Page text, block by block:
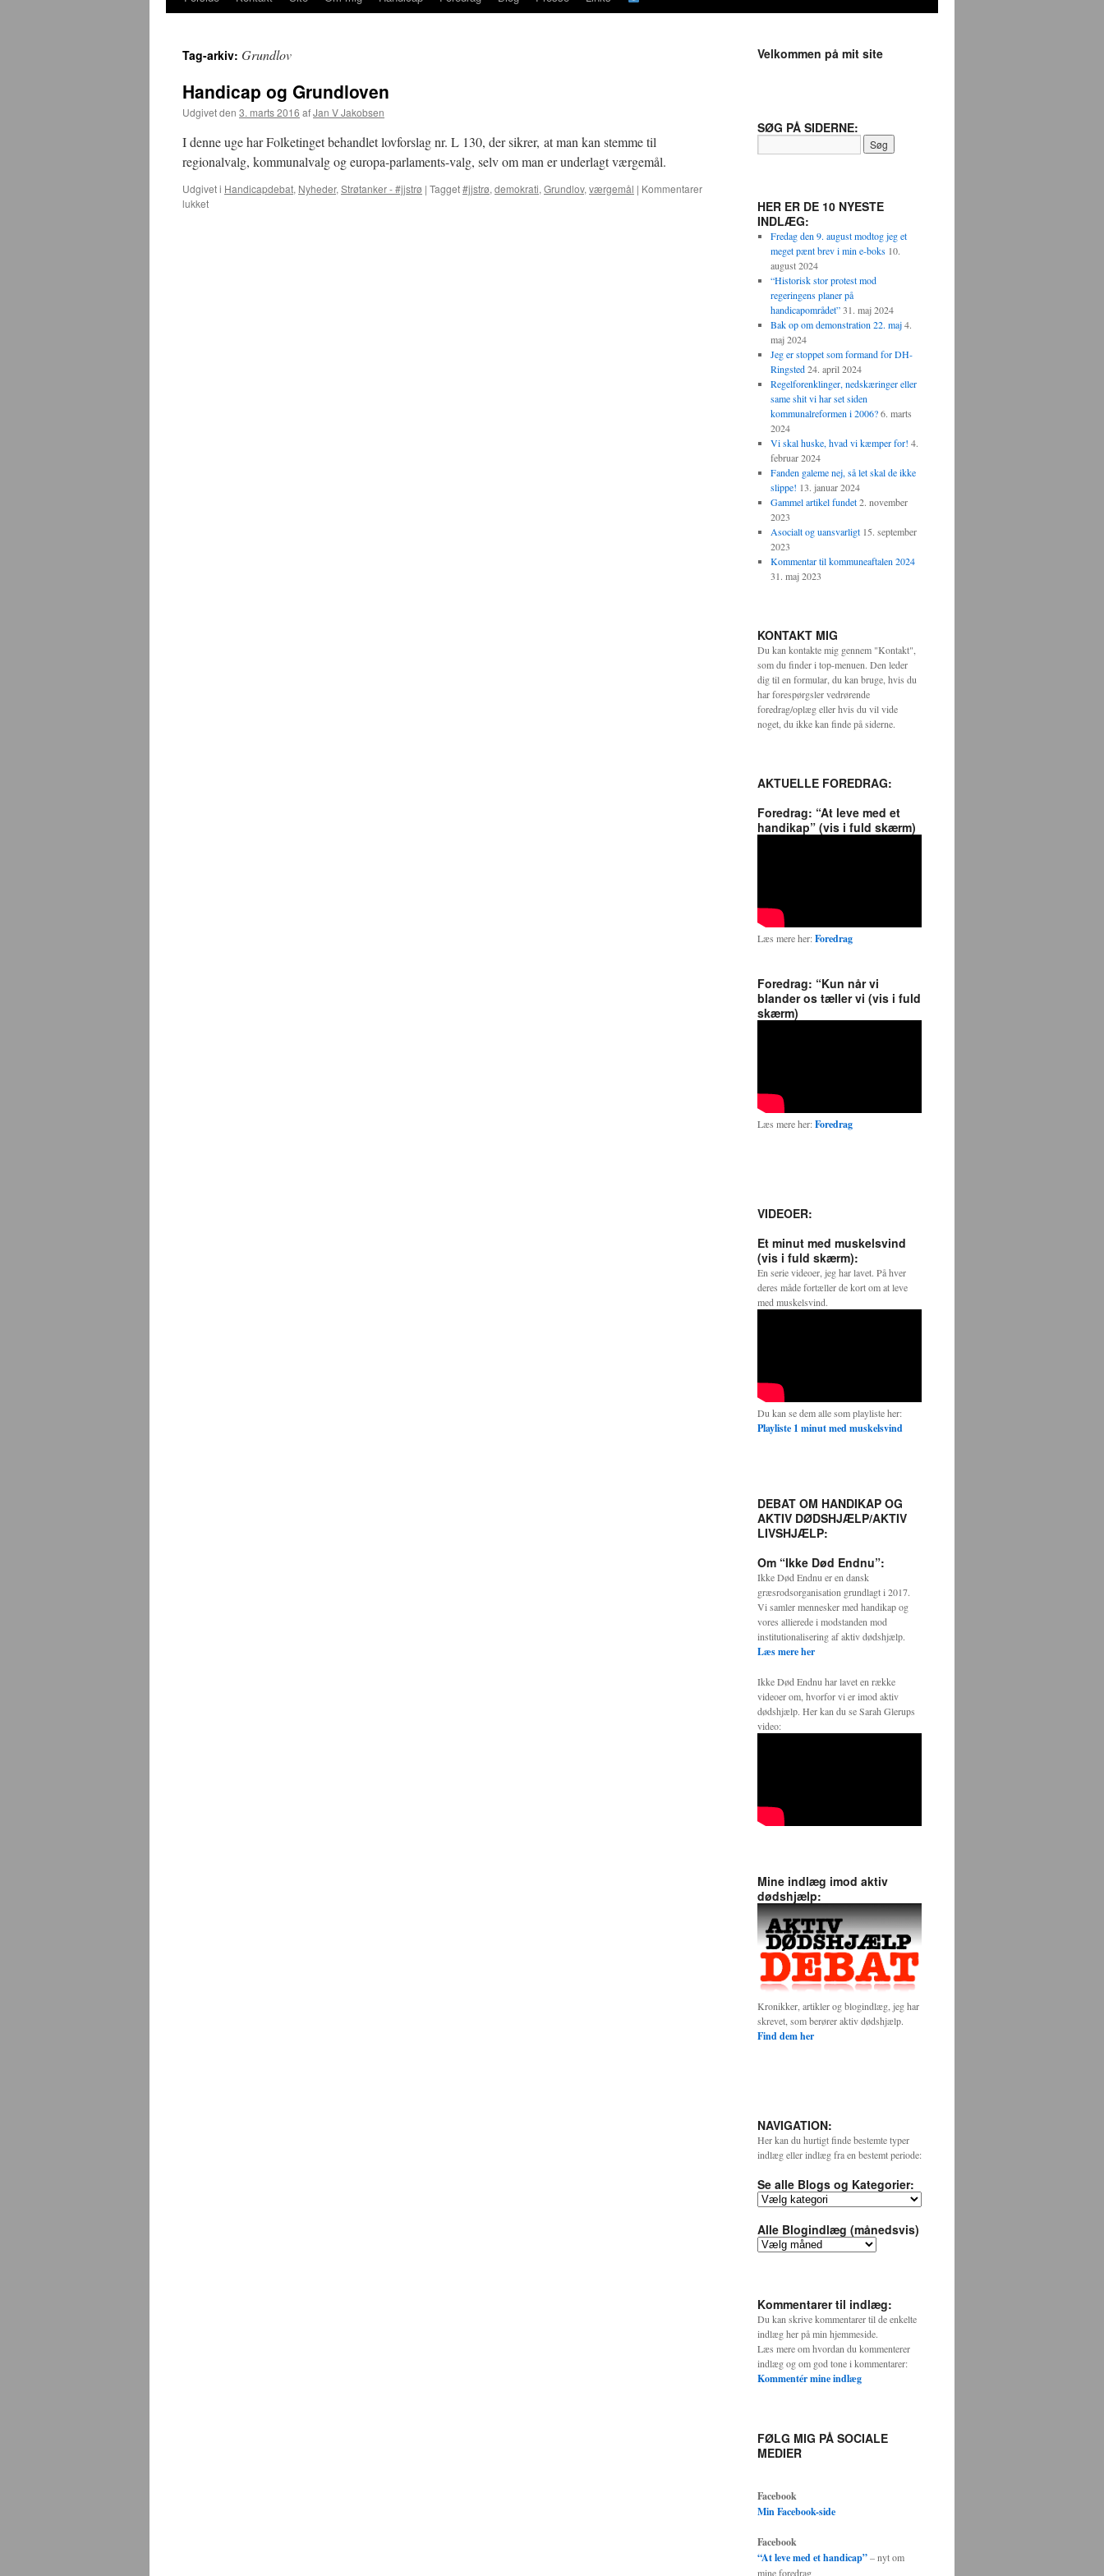
Tag-arkiv: Grundlov
Handicap og Grundloven
Udgivet den 3. marts 2016 afJan V Jakobsen
I denne uge har Folketinget behandlet lovforslag nr. L 130, der sikrer, at man kan stemme til
regionalvalg, kommunalvalg og europa-parlaments-valg, selv om man er underlagt værgemål.
Udgivet i Handicapdebat, Nyheder, Strøtanker - #jjstrø | Tagget#jjstrø, demokrati, Grundlov, værgemål | Kommentarer
lukkettil
Velkommen på mit site
SØG PÅ SIDERNE:
HER ER DE 10 NYESTE
INDLÆG:
Fredag den 9. august modtog jeg et
meget pænt brev i min e-boks 10.
august 2024
“Historisk stor protest mod
regeringens planer på
handicapområdet” 31. maj 2024
Bak op om demonstration 22. maj 4.
maj 2024
Jeg er stoppet som formand for DH-
Ringsted 24. april 2024
Regelforenklinger, nedskæringer eller
same shit vi har set siden
kommunalreformen i 2006? 6. marts
2024
Vi skal huske, hvad vi kæmper for! 4.
februar 2024
Fanden galeme nej, så let skal de ikke
slippe! 13. januar 2024
Gammel artikel fundet 2. november
2023
Asocialt og uansvarligt 15. september
2023
Kommentar til kommuneaftalen 2024
31. maj 2023
KONTAKT MIG
Du kan kontakte mig gennem "Kontakt",
som du finder i top-menuen. Den leder
dig til en formular, du kan bruge, hvis du
har forespørgsler vedrørende
foredrag/oplæg eller hvis du vil vide
noget, du ikke kan finde på siderne.
AKTUELLE FOREDRAG:
Foredrag: “At leve med et
handikap” (vis i fuld skærm)
Læs mere her:Foredrag
Foredrag: “Kun når vi
blander os tæller vi (vis i fuld
skærm)
Læs mere her:Foredrag
VIDEOER:
Et minut med muskelsvind
(vis i fuld skærm):
En serie videoer, jeg har lavet. På hver
deres måde fortæller de kort om at leve
med muskelsvind.
Du kan se dem alle som playliste her:
Playliste 1 minut med muskelsvind
DEBAT OM HANDIKAP OG
AKTIV DØDSHJÆLP/AKTIV
LIVSHJÆLP:
Om “Ikke Død Endnu”:
Ikke Død Endnu er en dansk
græsrodsorganisation grundlagt i 2017.
Vi samler mennesker med handikap og
vores allierede i modstanden mod
institutionalisering af aktiv dødshjælp.
Læs mere her
Ikke Død Endnu har lavet en række
videoer om, hvorfor vi er imod aktiv
dødshjælp. Her kan du se Sarah Glerups
video:
Mine indlæg imod aktiv
dødshjælp:
Kronikker, artikler og blogindlæg, jeg har
skrevet, som berører aktiv dødshjælp.
Find dem her
NAVIGATION:
Her kan du hurtigt finde bestemte typer
indlæg eller indlæg fra en bestemt periode:
Se alle Blogs og Kategorier:
Se
Blogs
og
Alle Blogindlæg (månedsvis)
Alle
Kommentarer til indlæg:
Du kan skrive kommentarer til de enkelte
indlæg her på min hjemmeside.
Læs mere om hvordan du kommenterer
indlæg og om god tone i kommentarer:
Kommentér mine indlæg
FØLG MIG PÅ SOCIALE
MEDIER
Facebook
Min Facebook-side
Facebook
“At leve med et handicap”– nyt om
mine foredrag